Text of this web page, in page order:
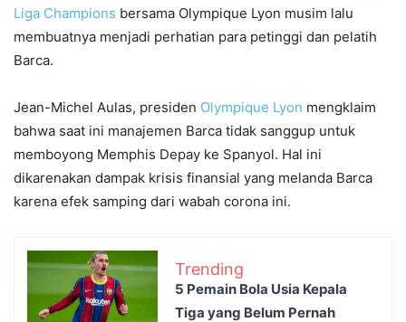
Liga Champions bersama Olympique Lyon musim lalu
membuatnya menjadi perhatian para petinggi dan pelatih
Barca.
Jean-Michel Aulas, presiden Olympique Lyon mengklaim
bahwa saat ini manajemen Barca tidak sanggup untuk
memboyong Memphis Depay ke Spanyol. Hal ini
dikarenakan dampak krisis finansial yang melanda Barca
karena efek samping dari wabah corona ini.
Trending
5 Pemain Bola Usia Kepala
Tiga yang Belum Pernah